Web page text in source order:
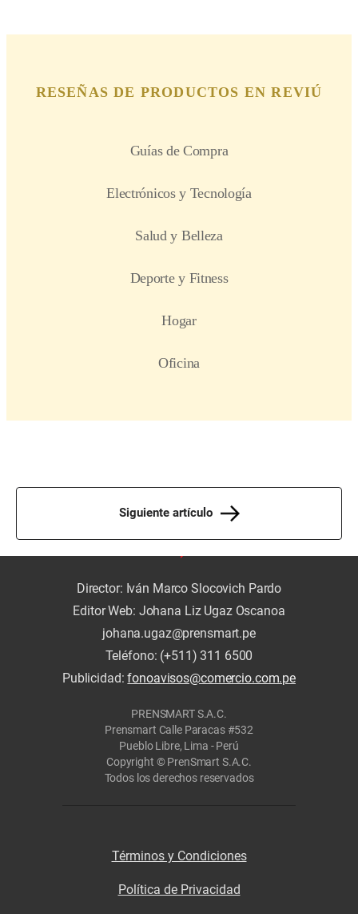
Siguiente artículo
Director: Iván Marco Slocovich Pardo
Editor Web: Johana Liz Ugaz Oscanoa
johana.ugaz@prensmart.pe
Teléfono: (+511) 311 6500
Publicidad:fonoavisos@comercio.com.pe
PRENSMART S.A.C.
Prensmart Calle Paracas #532
Pueblo Libre, Lima - Perú
Copyright © PrenSmart S.A.C.
Todos los derechos reservados
Términos y Condiciones
Política de Privacidad